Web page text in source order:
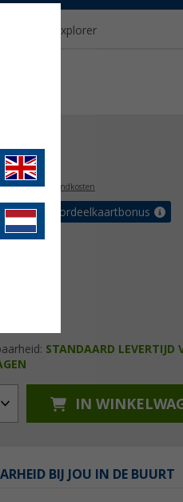
Explorer
BTWplus verzendkosten
tot 5% voordeelkaartbonus
STANDAARD LEVERTIJD
IN
BIJ JOU IN DE BUURT